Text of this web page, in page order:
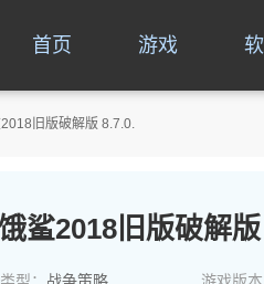
首页 游戏
旧版破解版 8.7.0.
鲨2018旧版破解版